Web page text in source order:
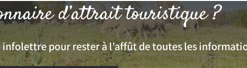
d’attrait touristique ?
pour rester à l’affût de toutes les